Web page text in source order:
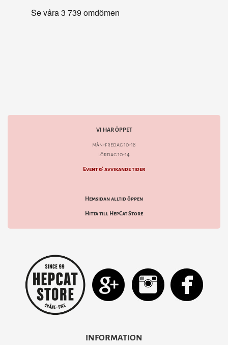
VI HAR ÖPPET
mån-fredag 10-18
lördag 10-14
Event & avvikande tider
Hemsidan alltid öppen
Hitta till HepCat Store
INFORMATION